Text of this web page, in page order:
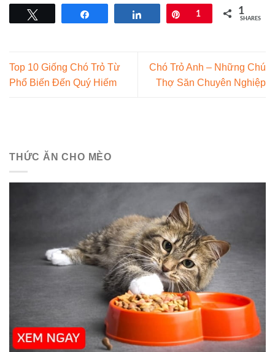
Pin
1 1
SHARES
Top 10 Giống Chó Trỏ Từ
Phổ Biến Đến Quý Hiếm
Chó Trỏ Anh – Những Chú
Thợ Săn Chuyên Nghiệp
THỨC ĂN CHO MÈO